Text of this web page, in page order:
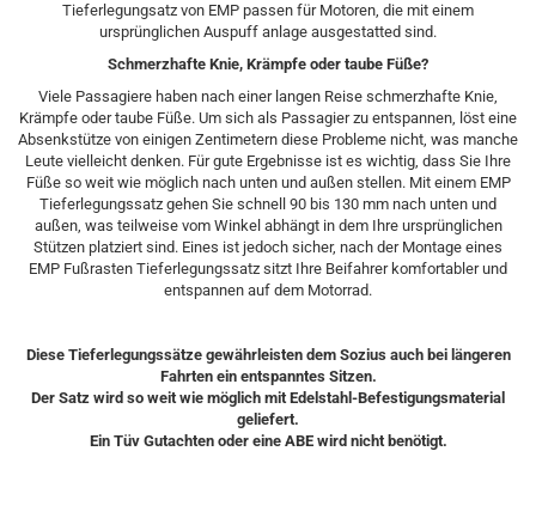
Tieferlegungsatz von EMP passen für Motoren, die mit einem
ursprünglichen Auspuff anlage ausgestatted sind.
Schmerzhafte Knie, Krämpfe oder taube Füße?
Viele Passagiere haben nach einer langen Reise schmerzhafte Knie,
Krämpfe oder taube Füße. Um sich als Passagier zu entspannen, löst eine
Absenkstütze von einigen Zentimetern diese Probleme nicht, was manche
Leute vielleicht denken. Für gute Ergebnisse ist es wichtig, dass Sie Ihre
Füße so weit wie möglich nach unten und außen stellen. Mit einem EMP
Tieferlegungssatz gehen Sie schnell 90 bis 130 mm nach unten und
außen, was teilweise vom Winkel abhängt in dem Ihre ursprünglichen
Stützen platziert sind. Eines ist jedoch sicher, nach der Montage eines
EMP Fußrasten Tieferlegungssatz sitzt Ihre Beifahrer komfortabler und
entspannen auf dem Motorrad.​
Diese Tieferlegungssätze gewährleisten dem Sozius auch bei längeren
Fahrten ein entspanntes Sitzen.
Der Satz wird so weit wie möglich mit Edelstahl-Befestigungsmaterial
geliefert.
Ein Tüv Gutachten oder eine ABE wird nicht benötigt.